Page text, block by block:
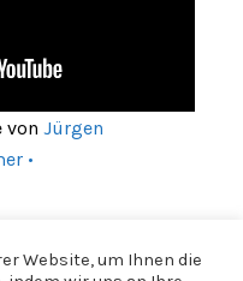
von Jürgen
•
Website, um Ihnen die